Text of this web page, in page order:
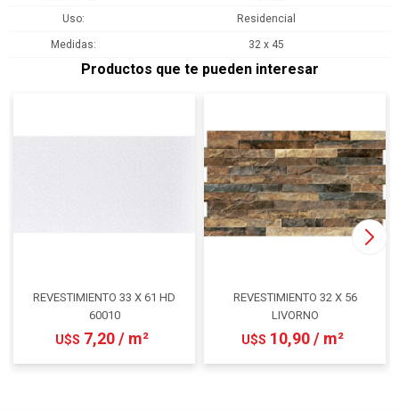
Uso Residencial
Medidas 32 x 45
Productos que te pueden interesar
REVESTIMIENTO 33 X 61 HD
60010
U$S 7,20 / m²
REVESTIMIENTO 32 X 56
LIVORNO
U$S 10,90 / m²